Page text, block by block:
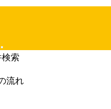
Mobile
Menu
索
流れックス